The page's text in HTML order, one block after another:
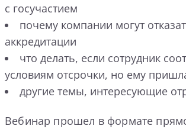
с госучастием
почему компании могут
аккредитации
что делать, если сотрудник
условиям отсрочки, но ему
другие темы, интересующие
Вебинар прошел в формате